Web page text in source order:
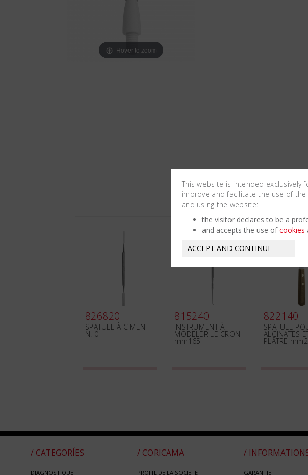
Hover to zoom
826820
SPATULE À CIMENT
N. 0
815240
INSTRUMENT À
MODELER LE CRON
mm165
822140
SPATULE
ALGINATES
PLÂTRE
/ CATEGORÍES
DIAGNOSTIQUE
/ CORICAMA
PROFIL DE LA SOCIETE
/
GARANTIE
This website is intended
improve and facilitate the use of
and using the website:
the visitor declares to be a
and accepts the use ofcookies
ACCEPT AND CONTINUE